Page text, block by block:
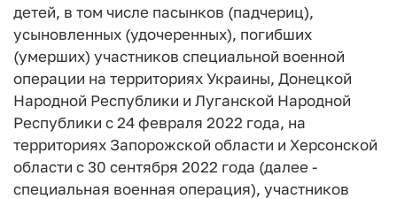
детей, в том числе пасынков (падчериц),
усыновленных (удочеренных), погибших
(умерших) участников специальной военной
операции на территориях Украины, Донецкой
Народной Республики и Луганской Народной
Республики с 24 февраля 2022 года, на
территориях Запорожской области и Херсонской
области с 30 сентября 2022 года (далее -
специальная военная операция), участников